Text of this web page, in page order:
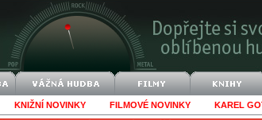
KNIŽNÍ NOVINKY FILMOVÉ NOVINKY KAREL